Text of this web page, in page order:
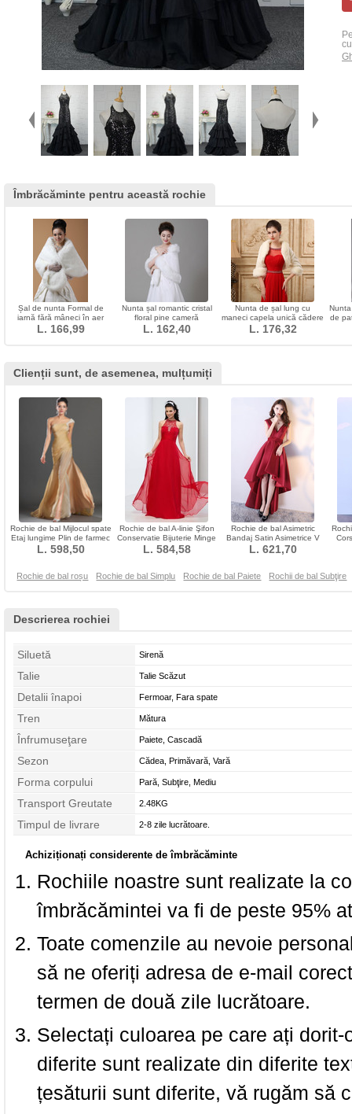
Îmbrăcăminte pentru această rochie
Șal de nunta Formal de
iarnă fără mâneci în aer
liber
L. 166,99
Nunta șal romantic cristal
floral pine cameră
L. 162,40
Nunta de șal lung cu
maneci capela unică cădere
de blană
L. 176,32
de
Clienții sunt, de asemenea, mulțumiți
Rochie de bal Mijlocul spate
Etaj lungime Plin de farmec
Vară
L. 598,50
Rochie de bal A-linie Şifon
Conservatie Bijuterie Minge
Fără mâneci
L. 584,58
Rochie de bal Asimetric
Bandaj Satin Asimetrice V
gâtului Talie naturale
L. 621,70
Rochie de bal roșu Rochie de bal Simplu Rochie de bal Paiete Rochii de bal Subţire
Descrierea rochiei
Siluetă Sirenă
Talie Talie Scăzut
Detalii înapoi Fermoar, Fara spate
Tren Mătura
Înfrumuseţare Paiete, Cascadă
Sezon Cădea, Primăvară, Vară
Forma corpului Pară, Subţire, Mediu
Transport Greutate 2.48KG
Timpul de livrare 2-8 zile lucrătoare.
Achiziționați considerente de îmbrăcăminte
Rochiile noastre sunt realizate la
îmbrăcămintei va fi de peste 95%
Toate comenzile au nevoie
să ne oferiți adresa de e-mail
termen de două zile lucrătoare.
Selectați culoarea pe care ați
diferite sunt realizate din diferite
țesăturii sunt diferite, vă rugăm să